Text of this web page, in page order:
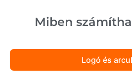
Miben
Logó és